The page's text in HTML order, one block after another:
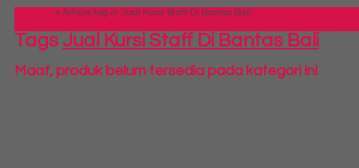
» Article tag in 'Jual Kursi Staff Di Bantas Bali'
Tags Jual Kursi Staff Di Bantas Bali
Maaf, produk belum tersedia pada kategori ini